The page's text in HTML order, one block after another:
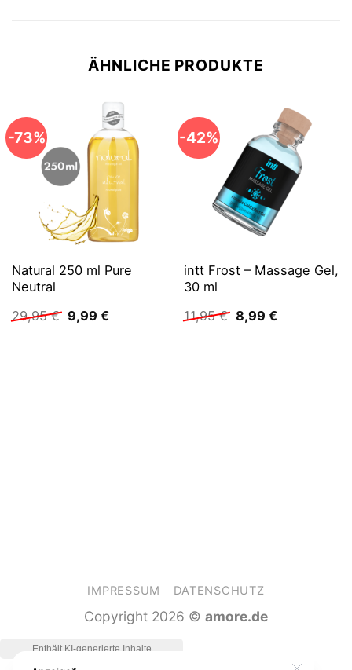
ÄHNLICHE PRODUKTE
-73%
Natural 250 ml Pure
Neutral
29,95€ Ursprünglicher
Preis
9,99 €Aktueller
-42%
intt Frost – Massage Gel,
30 ml
11,95€ Ursprünglicher
Preis
8,99 €Aktueller
IMPRESSUM DATENSCHUTZ
Copyright 2026 © amore.de